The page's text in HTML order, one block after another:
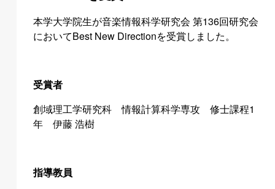
本学大学院生が音楽情報科学研究会 第136回研究会
においてBest New Directionを受賞しました。
受賞者
創域理工学研究科 情報計算科学専攻 修士課程1
年 伊藤 浩樹
指導教員